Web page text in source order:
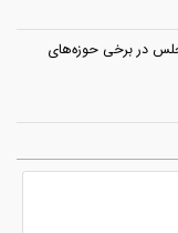
در برخی حوزه‌های